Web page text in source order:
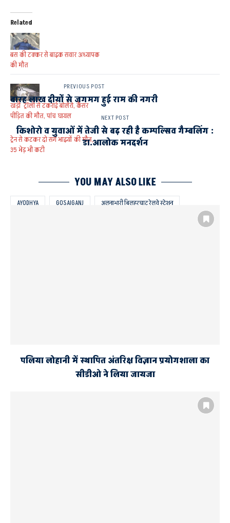
Related
बस की टक्कर से बाइक सवार अध्यापक
की मौत
खड़ी ट्रॉली से टकराई बोलेरो, कैंसर
पीड़ित की मौत, पांच घायल
ट्रेन से कटकर दो सगे भाइयों की मौत,
35 भेड़ भी कटी
AYODHYA GOSAIGANJ अलनाभारी बिलहरघाट रेलवे स्टेशन
PREVIOUS POST
बारह लाख दीयों से जगमग हुई राम की नगरी
NEXT POST
किशोरो व युवाओं में तेजी से बढ़़ रही है कम्पल्सिव गैम्बलिंग :
डा.आलोक मनदर्शन
YOU MAY ALSO LIKE
पलिया लोहानी में स्थापित अंतरिक्ष विज्ञान प्रयोगशाला का
सीडीओ ने लिया जायजा